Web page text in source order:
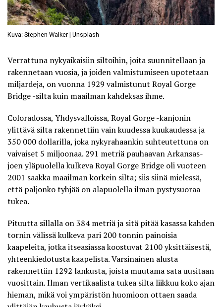
Kuva: Stephen Walker | Unsplash
Verrattuna nykyaikaisiin siltoihin, joita suunnitellaan ja
rakennetaan vuosia, ja joiden valmistumiseen upotetaan
miljardeja, on vuonna 1929 valmistunut Royal Gorge
Bridge -siltakuin maailman kahdeksas ihme.
Coloradossa, Yhdysvalloissa, Royal Gorge -kanjonin
ylittävä silta rakennettiin vain kuudessa kuukaudessa ja
350 000 dollarilla, joka nykyrahaankin suhteutettuna on
vaivaiset 5 miljoonaa. 291 metriä pauhaavan Arkansas-
joen yläpuolella kulkeva Royal Gorge Bridge oli vuoteen
2001 saakka maailman korkein silta; siis siinä mielessä,
että paljonko tyhjää on alapuolella ilman pystysuoraa
tukea.
Pituutta sillalla on 384 metriä ja sitä pitää kasassa kahden
tornin välissä kulkeva pari 200 tonnin painoisia
kaapeleita, jotka itseasiassa koostuvat 2100 yksittäisestä,
yhteenkiedotusta kaapelista. Varsinainen alusta
rakennettiin 1292 lankusta, joista muutama sata uusitaan
vuosittain. Ilman vertikaalista tukea silta liikkuu koko ajan
hieman, mikä voi ympäristön huomioon ottaen saada